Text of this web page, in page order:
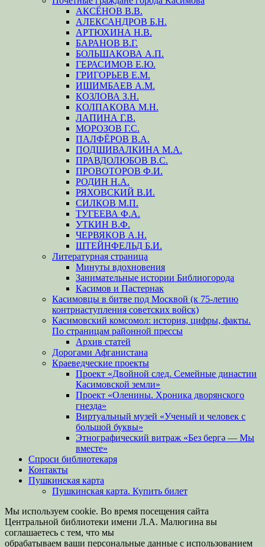
АКСЁНОВ В.В.
АЛЕКСАНДРОВ Б.Н.
АРТЮХИНА Н.В.
БАРАНОВ В.Г.
БОЛЬШАКОВА А.П.
ГЕРАСИМОВ Е.Ю.
ГРИГОРЬЕВ Е.М.
ИШИМБАЕВ А.М.
КОЗЛОВА З.Н.
КОЛПАКОВА М.Н.
ЛАПИНА Г.В.
МОРОЗОВ Г.С.
ПАЛФЁРОВ В.А.
ПОДШИВАЛКИНА М.А.
ПРАВДОЛЮБОВ В.С.
ПРОВОТОРОВ Ф.И.
РОДИН Н.А.
РЯХОВСКИЙ В.И.
СИЛКОВ М.П.
ТУГЕЕВА Ф.А.
УТКИН В.Ф.
ЧЕРВЯКОВ А.Н.
ШТЕЙНФЕЛЬД Б.И.
Литературная страница
Минуты вдохновения
Занимательные истории Библиогорода
Касимов и Пастернак
Касимовцы в битве под Москвой (к 75-летию
контрнаступления советских войск)
Касимовский комсомол: история, цифры, факты.
По страницам районной прессы
Архив статей
Дорогами Афганистана
Краеведческие проекты
Проект «Двойной след. Семейные династии
Касимовской земли»
Проект «Оленины. Хроника дворянского
гнезда»
Виртуальный музей «Ученый и человек с
большой буквы»
Этнографический витраж «Без бергə — Мы
вместе»
Спроси библиотекаря
Контакты
Пушкинская карта
Пушкинская карта. Купить билет
Мы используем cookie. Во время посещения сайта
Центральной библиотеки имени Л.А. Малюгина вы
соглашаетесь с тем, что мы
обрабатываем ваши персональные данные с использованием